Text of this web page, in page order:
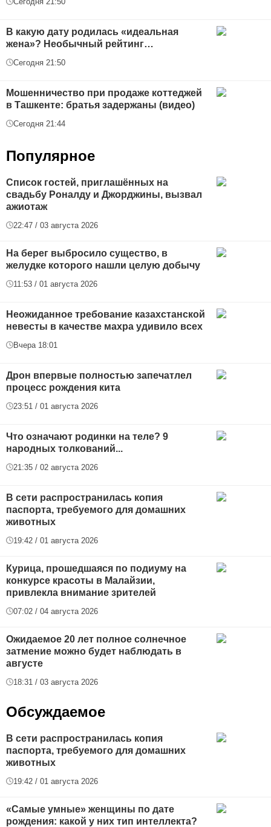
В какую дату родилась «идеальная
жена»? Необычный рейтинг…
Сегодня 21:50
Мошенничество при продаже коттеджей
в Ташкенте: братья задержаны (видео)
Сегодня 21:44
Популярное
Список гостей, приглашённых на
свадьбу Роналду и Джорджины, вызвал
ажиотаж
22:47 / 03 августа 2026
На берег выбросило существо, в
желудке которого нашли целую добычу
11:53 / 01 августа 2026
Неожиданное требование казахстанской
невесты в качестве махра удивило всех
Вчера 18:01
Дрон впервые полностью запечатлел
процесс рождения кита
23:51 / 01 августа 2026
Что означают родинки на теле? 9
народных толкований...
21:35 / 02 августа 2026
В сети распространилась копия
паспорта, требуемого для домашних
животных
19:42 / 01 августа 2026
Курица, прошедшаяся по подиуму на
конкурсе красоты в Малайзии,
привлекла внимание зрителей
07:02 / 04 августа 2026
Ожидаемое 20 лет полное солнечное
затмение можно будет наблюдать в
августе
18:31 / 03 августа 2026
Обсуждаемое
В сети распространилась копия
паспорта, требуемого для домашних
животных
19:42 / 01 августа 2026
«Самые умные» женщины по дате
рождения: какой у них тип интеллекта?